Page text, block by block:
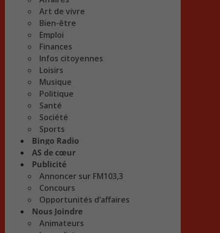
Art de vivre
Bien-être
Emploi
Finances
Infos citoyennes
Loisirs
Musique
Politique
Santé
Société
Sports
Bingo Radio
AS de cœur
Publicité
Annoncer sur FM103,3
Concours
Opportunités d’affaires
Nous Joindre
Animateurs